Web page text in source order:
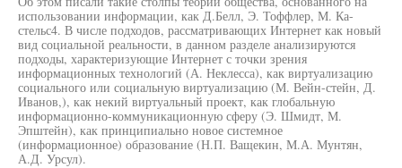
использовании информации, как Д.Белл, Э. Тоффлер, М. Ка-
стельс4. В числе подходов, рассматривающих Интернет как новый
вид социальной реальности, в данном разделе анализируются
подходы, характеризующие Интернет с точки зрения
информационных технологий (А. Неклесса), как виртуализацию
социального или социальную виртуализацию (М. Вейн-стейн, Д.
Иванов,), как некий виртуальный проект, как глобальную
информационно-коммуникационную сферу (Э. Шмидт, М.
Эпштейн), как принципиально новое системное
(информационное) образование (Н.П. Ващекин, М.А. Мунтян,
А.Д. Урсул).